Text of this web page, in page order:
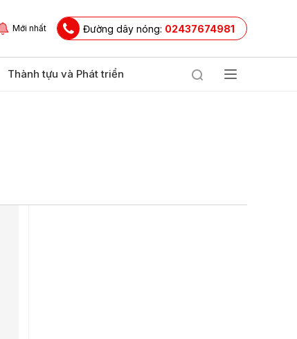
Mới nhất Đường dây nóng: 02437674981
Thành tựu và Phát triển